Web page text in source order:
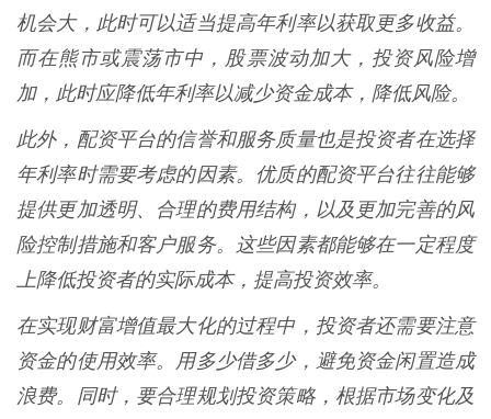
机会大，此时可以适当提高年利率以获取更多收益。
而在熊市或震荡市中，股票波动加大，投资风险增
加，此时应降低年利率以减少资金成本，降低风险。
此外，配资平台的信誉和服务质量也是投资者在选择
年利率时需要考虑的因素。优质的配资平台往往能够
提供更加透明、合理的费用结构，以及更加完善的风
险控制措施和客户服务。这些因素都能够在一定程度
上降低投资者的实际成本，提高投资效率。
在实现财富增值最大化的过程中，投资者还需要注意
资金的使用效率。用多少借多少，避免资金闲置造成
浪费。同时，要合理规划投资策略，根据市场变化及